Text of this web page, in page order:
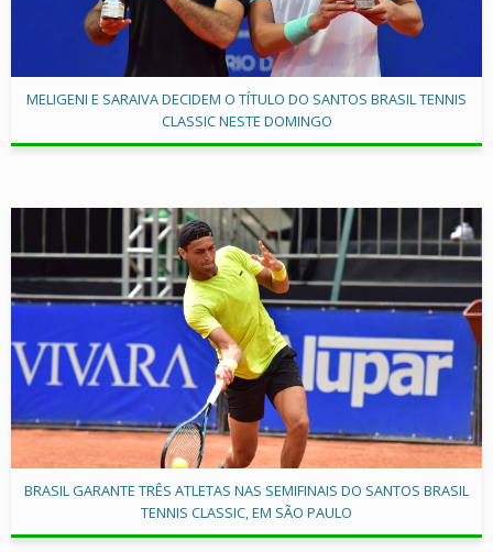
MELIGENI E SARAIVA DECIDEM O TÍTULO DO SANTOS BRASIL TENNIS
CLASSIC NESTE DOMINGO
BRASIL GARANTE TRÊS ATLETAS NAS SEMIFINAIS DO SANTOS BRASIL
TENNIS CLASSIC, EM SÃO PAULO